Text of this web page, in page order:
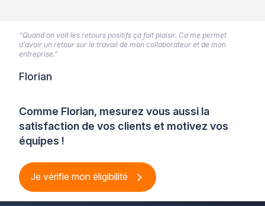
Comme Florian, mesurez vous aussi la
satisfaction de vos clients et motivez vos
équipes !
Je vérifie mon éligibilité
“Quand on voit les retours positifs ça fait plaisir. Ca me permet
d’avoir un retour sur le travail de mon collaborateur et de mon
entreprise.”
Florian